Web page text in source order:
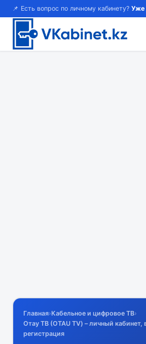
📌 Есть вопрос по личному кабинету? Уже 4
Главная›Кабельное и цифровое ТВ›
Отау ТВ (OTAU TV) – личный кабинет,
регистрация